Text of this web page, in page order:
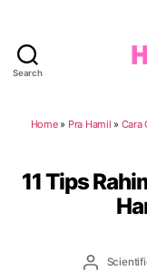
Search
Home» Pra Hamil » Cara
11 Tips
Post